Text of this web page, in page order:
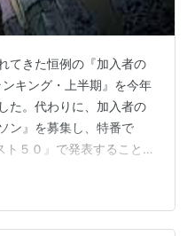
てきた恒例の『加入者の
キング・上半期』を今年
た。代わりに、加入者の
ン』を募集し、特番で
ト５０』で発表することに
をリクエスト。 って、
密かに『ＡＴ-Ｘアニメラ